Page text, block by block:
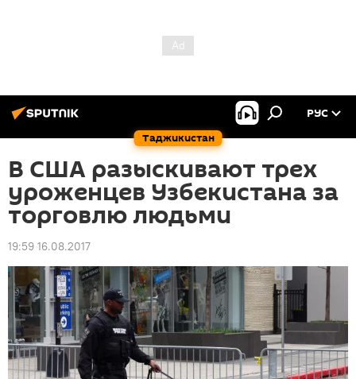
Таджикистан
РУС
В США разыскивают трех
уроженцев Узбекистана за
торговлю людьми
19:59 16.08.2017